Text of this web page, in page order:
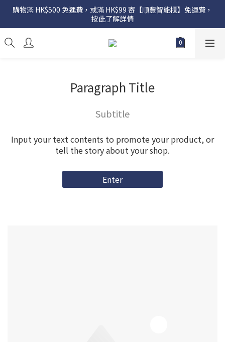
購物滿 HK$500 免運費，或滿 HK$99 寄【順豐智能櫃】免運費，
按此了解詳情
Paragraph Title
Subtitle
Input your text contents to promote your product, or
tell the story about your shop.
Enter